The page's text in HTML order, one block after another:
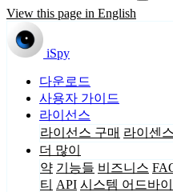
View this page in English
iSpy
다운로드
사용자 가이드
라이선스
라이선스 구매 라이센
더 많이
약 기능들 비즈니스
티 API 시스템 어드바